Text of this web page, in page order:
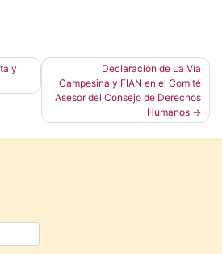
y
Declaración de La Vía
Campesina y FIAN en el Comité
Asesor del Consejo de Derechos
Humanos